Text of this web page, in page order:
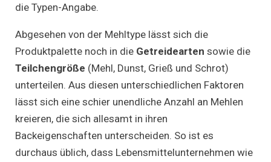
die Typen-Angabe.
Abgesehen von der Mehltype lässt sich die
Produktpalette noch in die Getreidearten sowie die
Teilchengröße (Mehl, Dunst, Grieß und Schrot)
unterteilen. Aus diesen unterschiedlichen Faktoren
lässt sich eine schier unendliche Anzahl an Mehlen
kreieren, die sich allesamt in ihren
Backeigenschaften unterscheiden. So ist es
durchaus üblich, dass Lebensmittelunternehmen wie